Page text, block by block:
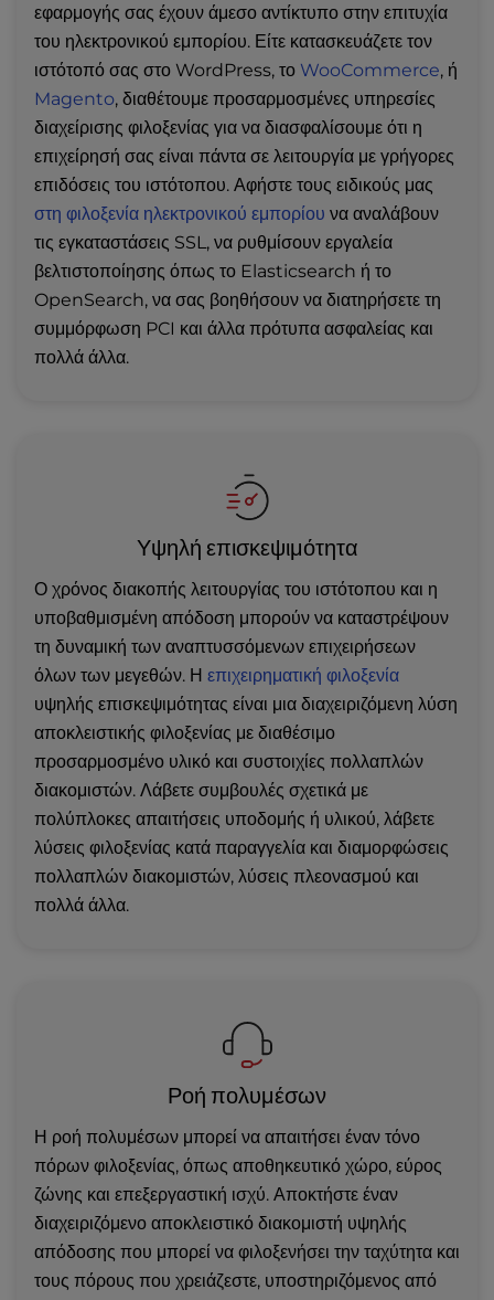
εφαρμογής σας έχουν άμεσο αντίκτυπο στην επιτυχία
του ηλεκτρονικού εμπορίου. Είτε κατασκευάζετε τον
ιστότοπό σας στο WordPress, το WooCommerce, ή
Magento, διαθέτουμε προσαρμοσμένες υπηρεσίες
διαχείρισης φιλοξενίας για να διασφαλίσουμε ότι η
επιχείρησή σας είναι πάντα σε λειτουργία με γρήγορες
επιδόσεις του ιστότοπου. Αφήστε τους ειδικούς μας
στη φιλοξενία ηλεκτρονικού εμπορίου να αναλάβουν
τις εγκαταστάσεις SSL, να ρυθμίσουν εργαλεία
βελτιστοποίησης όπως το Elasticsearch ή το
OpenSearch, να σας βοηθήσουν να διατηρήσετε τη
συμμόρφωση PCI και άλλα πρότυπα ασφαλείας και
πολλά άλλα.
Υψηλή επισκεψιμότητα
Ο χρόνος διακοπής λειτουργίας του ιστότοπου και η
υποβαθμισμένη απόδοση μπορούν να καταστρέψουν
τη δυναμική των αναπτυσσόμενων επιχειρήσεων
όλων των μεγεθών. Η επιχειρηματική φιλοξενία
υψηλής επισκεψιμότητας είναι μια διαχειριζόμενη λύση
αποκλειστικής φιλοξενίας με διαθέσιμο
προσαρμοσμένο υλικό και συστοιχίες πολλαπλών
διακομιστών. Λάβετε συμβουλές σχετικά με
πολύπλοκες απαιτήσεις υποδομής ή υλικού, λάβετε
λύσεις φιλοξενίας κατά παραγγελία και διαμορφώσεις
πολλαπλών διακομιστών, λύσεις πλεονασμού και
πολλά άλλα.
Ροή πολυμέσων
Η ροή πολυμέσων μπορεί να απαιτήσει έναν τόνο
πόρων φιλοξενίας, όπως αποθηκευτικό χώρο, εύρος
ζώνης και επεξεργαστική ισχύ. Αποκτήστε έναν
διαχειριζόμενο αποκλειστικό διακομιστή υψηλής
απόδοσης που μπορεί να φιλοξενήσει την ταχύτητα και
τους πόρους που χρειάζεστε, υποστηριζόμενος από